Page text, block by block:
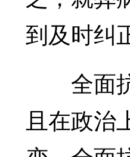
到及时纠
全面抗
且在政治